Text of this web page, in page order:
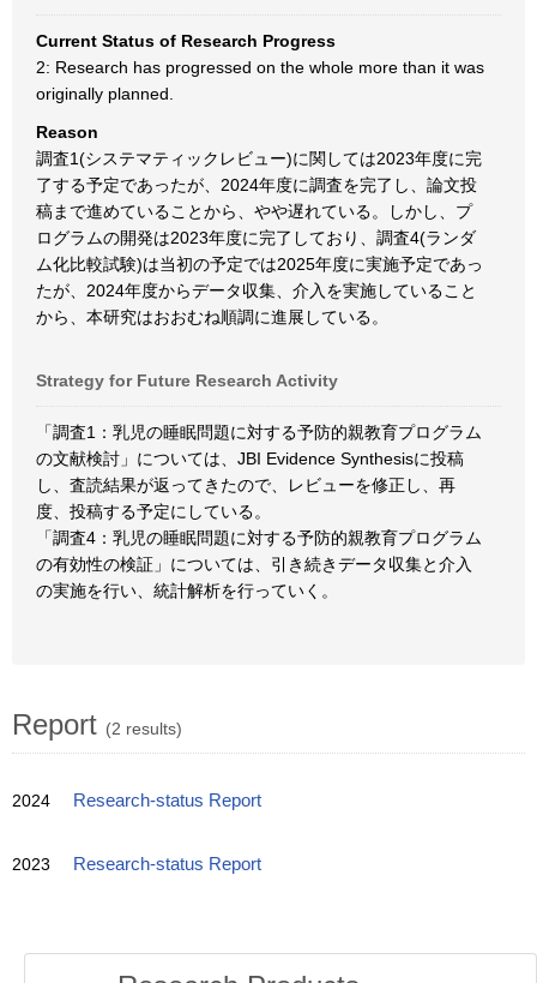
Current Status of Research Progress
2: Research has progressed on the whole more than it was
originally planned.
Reason
調査1(システマティックレビュー)に関しては2023年度に完
了する予定であったが、2024年度に調査を完了し、論文投
稿まで進めていることから、やや遅れている。しかし、プ
ログラムの開発は2023年度に完了しており、調査4(ランダ
ム化比較試験)は当初の予定では2025年度に実施予定であっ
たが、2024年度からデータ収集、介入を実施していること
から、本研究はおおむね順調に進展している。
Strategy for Future Research Activity
「調査1：乳児の睡眠問題に対する予防的親教育プログラム
の文献検討」については、JBI Evidence Synthesisに投稿
し、査読結果が返ってきたので、レビューを修正し、再
度、投稿する予定にしている。
「調査4：乳児の睡眠問題に対する予防的親教育プログラム
の有効性の検証」については、引き続きデータ収集と介入
の実施を行い、統計解析を行っていく。
Report (2 results)
2024 Research-status Report
2023 Research-status Report